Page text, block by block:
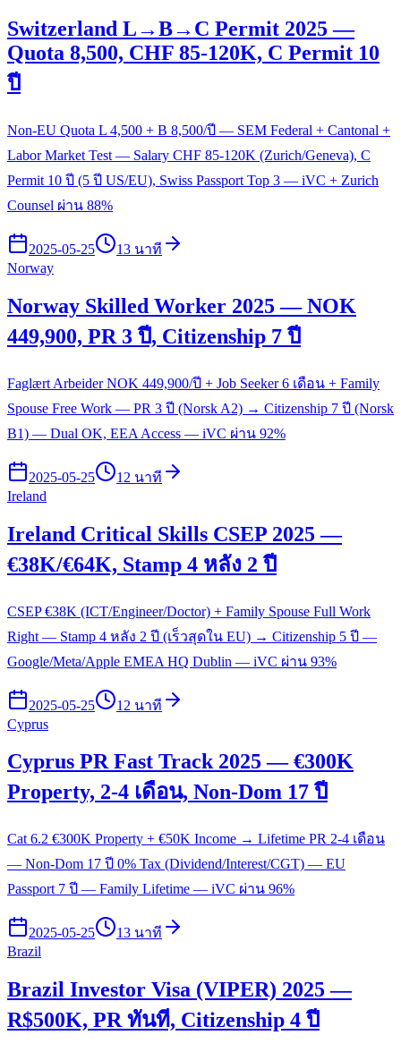
Switzerland L→B→C Permit 2025 —
Quota 8,500, CHF 85-120K, C Permit 10
ปี
Non-EU Quota L 4,500 + B 8,500/ปี — SEM Federal + Cantonal +
Labor Market Test — Salary CHF 85-120K (Zurich/Geneva), C
Permit 10 ปี (5 ปี US/EU), Swiss Passport Top 3 — iVC + Zurich
Counsel ผ่าน 88%
2025-05-25
13 นาที
Norway
Norway Skilled Worker 2025 — NOK
449,900, PR 3 ปี, Citizenship 7 ปี
Faglært Arbeider NOK 449,900/ปี + Job Seeker 6 เดือน + Family
Spouse Free Work — PR 3 ปี (Norsk A2) → Citizenship 7 ปี (Norsk
B1) — Dual OK, EEA Access — iVC ผ่าน 92%
2025-05-25
12 นาที
Ireland
Ireland Critical Skills CSEP 2025 —
€38K/€64K, Stamp 4 หลัง 2 ปี
CSEP €38K (ICT/Engineer/Doctor) + Family Spouse Full Work
Right — Stamp 4 หลัง 2 ปี (เร็วสุดใน EU) → Citizenship 5 ปี —
Google/Meta/Apple EMEA HQ Dublin — iVC ผ่าน 93%
2025-05-25
12 นาที
Cyprus
Cyprus PR Fast Track 2025 — €300K
Property, 2-4 เดือน, Non-Dom 17 ปี
Cat 6.2 €300K Property + €50K Income → Lifetime PR 2-4 เดือน
— Non-Dom 17 ปี 0% Tax (Dividend/Interest/CGT) — EU
Passport 7 ปี — Family Lifetime — iVC ผ่าน 96%
2025-05-25
13 นาที
Brazil
Brazil Investor Visa (VIPER) 2025 —
R$500K, PR ทันที, Citizenship 4 ปี